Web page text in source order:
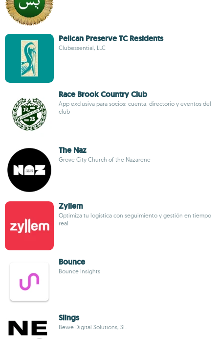
Pelican Preserve TC Residents
Clubessential, LLC
Race Brook Country Club
App exclusiva para socios: cuenta, directorio y eventos del
club
The Naz
Grove City Church of the Nazarene
Zyllem
Optimiza tu logística con seguimiento y gestión en tiempo
real
Bounce
Bounce Insights
Slings
Bewe Digital Solutions, SL.